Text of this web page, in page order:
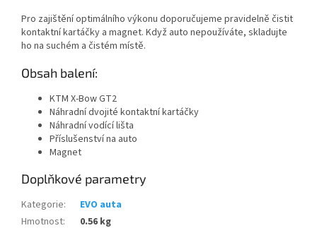
Pro zajištění optimálního výkonu doporučujeme pravidelně čistit
kontaktní kartáčky a magnet. Když auto nepoužíváte, skladujte
ho na suchém a čistém místě.
Obsah balení:
KTM X-Bow GT2
Náhradní dvojité kontaktní kartáčky
Náhradní vodící lišta
Příslušenství na auto
Magnet
Doplňkové parametry
Kategorie:
EVO auta
Hmotnost:
0.56 kg